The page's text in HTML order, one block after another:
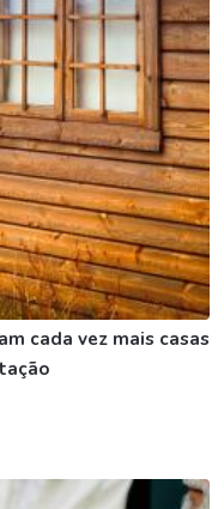
cada vez mais casas